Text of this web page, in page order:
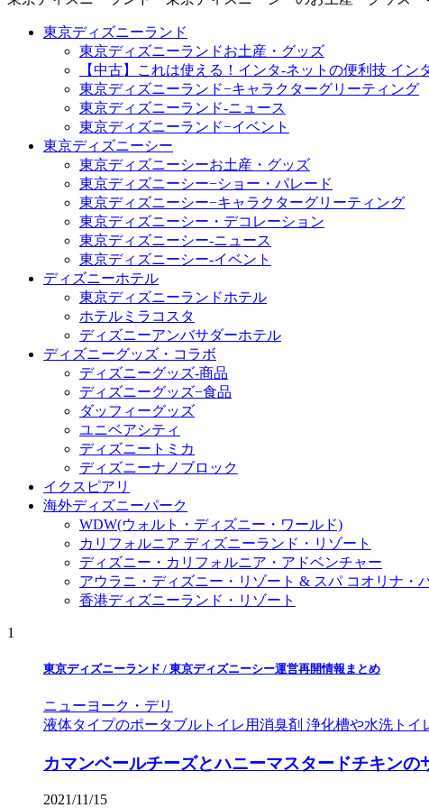
東京ディズニーランド
東京ディズニーランドお土産・グッズ
【中古】これは使える！インタ-ネットの便利技 イ
東京ディズニーランド−キャラクターグリーティング
東京ディズニーランド-ニュース
東京ディズニーランド−イベント
東京ディズニーシー
東京ディズニーシーお土産・グッズ
東京ディズニーシー−ショー・パレード
東京ディズニーシー−キャラクターグリーティング
東京ディズニーシー・デコレーション
東京ディズニーシー-ニュース
東京ディズニーシー-イベント
ディズニーホテル
東京ディズニーランドホテル
ホテルミラコスタ
ディズニーアンバサダーホテル
ディズニーグッズ・コラボ
ディズニーグッズ-商品
ディズニーグッズ−食品
ダッフィーグッズ
ユニベアシティ
ディズニートミカ
ディズニーナノブロック
イクスピアリ
海外ディズニーパーク
WDW(ウォルト・ディズニー・ワールド)
カリフォルニア ディズニーランド・リゾート
ディズニー・カリフォルニア・アドベンチャー
アウラニ・ディズニー・リゾート & スパ コオリナ・
香港ディズニーランド・リゾート
1
東京ディズニーランド / 東京ディズニーシー運営再開情報まとめ
ニューヨーク・デリ
液体タイプのポータブルトイレ用消臭剤 浄化槽や水洗ト
カマンベールチーズとハニーマスタードチキン
2021/11/15